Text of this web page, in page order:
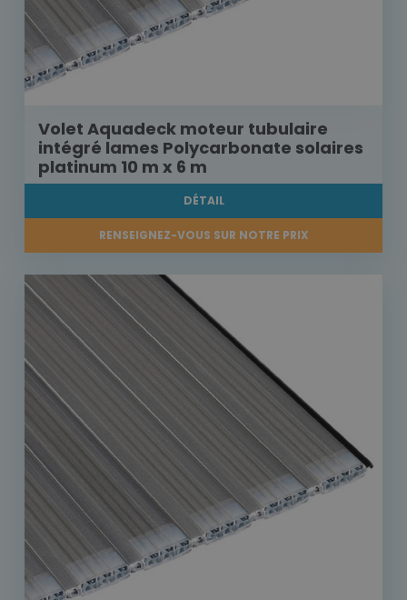
Volet Aquadeck moteur tubulaire
intégré lames Polycarbonate solaires
platinum 10 m x 6 m
DÉTAIL
RENSEIGNEZ-VOUS SUR NOTRE PRIX